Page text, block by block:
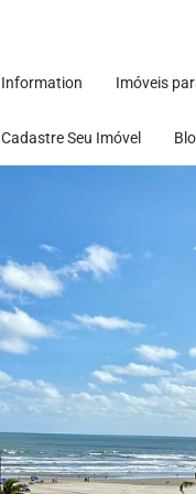
Information Imóveis
Cadastre Seu Imóvel